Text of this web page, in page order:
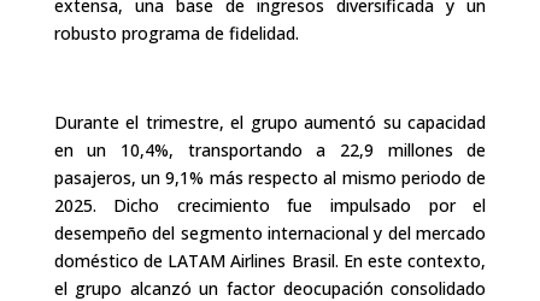
extensa, una base de ingresos diversificada y un
robusto programa de fidelidad.
Durante el trimestre, el grupo aumentó su capacidad
en un 10,4%, transportando a 22,9 millones de
pasajeros, un 9,1% más respecto al mismo periodo de
2025. Dicho crecimiento fue impulsado por el
desempeño del segmento internacional y del mercado
doméstico de LATAM Airlines Brasil. En este contexto,
el grupo alcanzó un factor deocupación consolidado